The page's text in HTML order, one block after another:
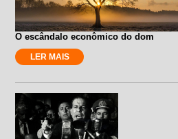
O escândalo econômico do dom
LER MAIS